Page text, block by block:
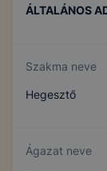
ÁLTALÁNOS
Szakma neve
Hegesztő
Ágazat neve